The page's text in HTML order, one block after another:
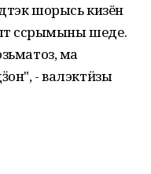
шорысь кизён
сӧсрымыны шеде.
ма
- валэктӥзы